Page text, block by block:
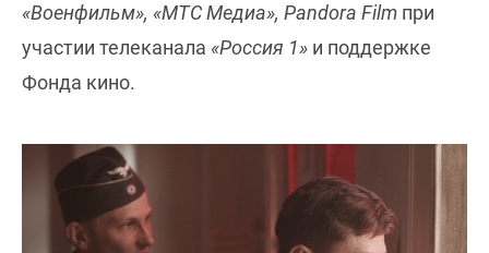
«Военфильм», «МТС Медиа», Pandora Film при
участии телеканала «Россия 1» и поддержке
Фонда кино.